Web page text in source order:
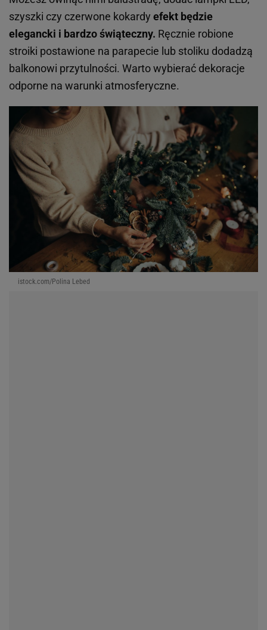
szyszki czy czerwone kokardy efekt będzie
elegancki i bardzo świąteczny. Ręcznie robione
stroiki postawione na parapecie lub stoliku dodadzą
balkonowi przytulności. Warto wybierać dekoracje
odporne na warunki atmosferyczne.
istock.com/Polina Lebed